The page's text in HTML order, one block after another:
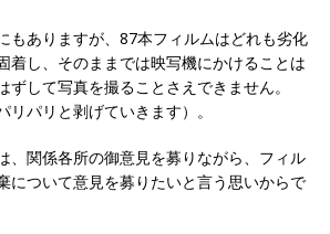
もありますが、87本フィルムはどれも劣化
着し、そのままでは映写機にかけることは
ずして写真を撮ることさえできません。
リパリと剥げていきます）。
、関係各所の御意見を募りながら、フィル
について意見を募りたいと言う思いからで